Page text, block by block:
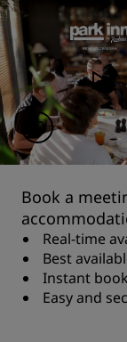
Book a
Real-time
Best
Instant
Easy and